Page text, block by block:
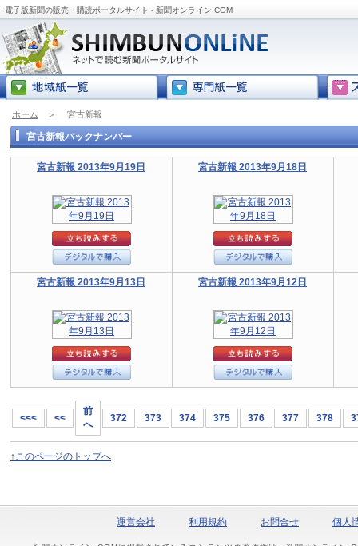
電子版新聞の販売・購読ポータルサイト - 新聞オンライン.COM
ホーム ＞ 宮古新報
宮古新報バックナンバー
宮古新報 2013年9月19日 宮古新報 2013年9月18日
宮古新報 2013年9月13日 宮古新報 2013年9月12日
<<< <<
前
へ
372 373 374 375 376 377 378
↑このページのトップへ
運営会社 利用規約 お問合せ 個人